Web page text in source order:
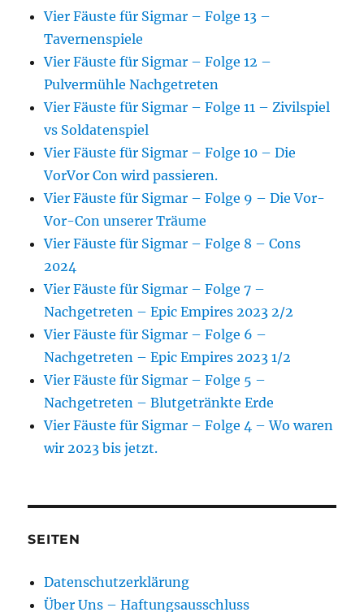
Vier Fäuste für Sigmar – Folge 13 –
Tavernenspiele
Vier Fäuste für Sigmar – Folge 12 –
Pulvermühle Nachgetreten
Vier Fäuste für Sigmar – Folge 11 – Zivilspiel
vs Soldatenspiel
Vier Fäuste für Sigmar – Folge 10 – Die
VorVor Con wird passieren.
Vier Fäuste für Sigmar – Folge 9 – Die Vor-
Vor-Con unserer Träume
Vier Fäuste für Sigmar – Folge 8 – Cons
2024
Vier Fäuste für Sigmar – Folge 7 –
Nachgetreten – Epic Empires 2023 2/2
Vier Fäuste für Sigmar – Folge 6 –
Nachgetreten – Epic Empires 2023 1/2
Vier Fäuste für Sigmar – Folge 5 –
Nachgetreten – Blutgetränkte Erde
Vier Fäuste für Sigmar – Folge 4 – Wo waren
wir 2023 bis jetzt.
SEITEN
Datenschutzerklärung
Über Uns – Haftungsausschluss